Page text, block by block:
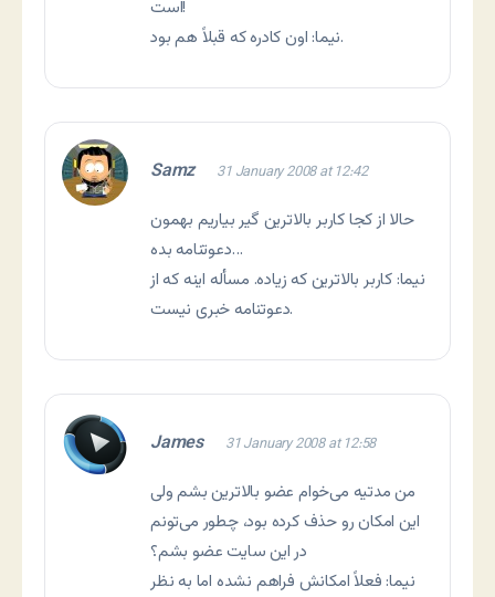
است!
نیما: اون کادره که قبلاً هم بود.
Samz 31 January 2008 at 12:42
حالا از کجا کاربر بالاترین گیر بیاریم بهمون
دعوتنامه بده…
نیما: کاربر بالاترین که زیاده. مسأله اینه که از
دعوتنامه خبری نیست.
James 31 January 2008 at 12:58
من مدتیه می‌خوام عضو بالاترین بشم ولی
این امکان رو حذف کرده بود، چطور می‌تونم
در این سایت عضو بشم؟
نیما: فعلاً امکانش فراهم نشده اما به نظر